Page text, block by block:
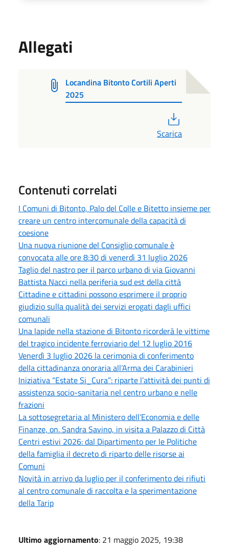
Allegati
Locandina Bitonto Cortili Aperti
2025
Scarica
Contenuti correlati
I Comuni di Bitonto, Palo del Colle e Bitetto insieme per
creare un centro intercomunale della capacità di
coesione
Una nuova riunione del Consiglio comunale è
convocata alle ore 8:30 di venerdì 31 luglio 2026
Taglio del nastro per il parco urbano di via Giovanni
Battista Nacci nella periferia sud est della città
Cittadine e cittadini possono esprimere il proprio
giudizio sulla qualità dei servizi erogati dagli uffici
comunali
Una lapide nella stazione di Bitonto ricorderà le vittime
del tragico incidente ferroviario del 12 luglio 2016
Venerdì 3 luglio 2026 la cerimonia di conferimento
della cittadinanza onoraria all’Arma dei Carabinieri
Iniziativa “Estate Si_Cura”: riparte l’attività dei punti di
assistenza socio-sanitaria nel centro urbano e nelle
frazioni
La sottosegretaria al Ministero dell’Economia e delle
Finanze, on. Sandra Savino, in visita a Palazzo di Città
Centri estivi 2026: dal Dipartimento per le Politiche
della famiglia il decreto di riparto delle risorse ai
Comuni
Novità in arrivo da luglio per il conferimento dei rifiuti
al centro comunale di raccolta e la sperimentazione
della Tarip
Ultimo aggiornamento: 21 maggio 2025, 19:38